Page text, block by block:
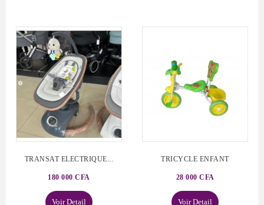
TRANSAT ELECTRIQUE...
180 000 CFA
Voir Detail
TRICYCLE ENFANT
28 000 CFA
Voir Detail